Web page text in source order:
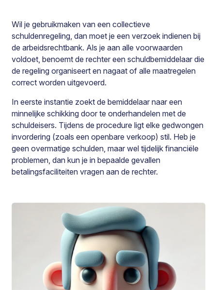
Wil je gebruikmaken van een collectieve
schuldenregeling, dan moet je een verzoek indienen bij
de arbeidsrechtbank. Als je aan alle voorwaarden
voldoet, benoemt de rechter een schuldbemiddelaar die
de regeling organiseert en nagaat of alle maatregelen
correct worden uitgevoerd.
In eerste instantie zoekt de bemiddelaar naar een
minnelijke schikking door te onderhandelen met de
schuldeisers. Tijdens de procedure ligt elke gedwongen
invordering (zoals een openbare verkoop) stil. Heb je
geen overmatige schulden, maar wel tijdelijk financiële
problemen, dan kun je in bepaalde gevallen
betalingsfaciliteiten vragen aan de rechter.